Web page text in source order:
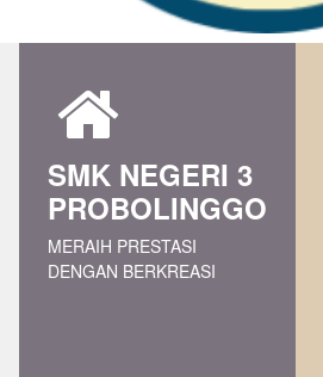
SMK NEGERI 3
PROBOLINGGO
MERAIH PRESTASI
DENGAN BERKREASI